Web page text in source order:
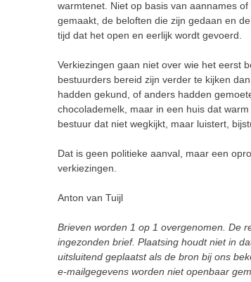
warmtenet. Niet op basis van aannames
gemaakt, de beloften die zijn gedaan en
tijd dat het open en eerlijk wordt gevoerd.
Verkiezingen gaan niet over wie het eerst
bestuurders bereid zijn verder te kijken
hadden gekund, of anders hadden
chocolademelk, maar in een huis dat
bestuur dat niet wegkijkt, maar luistert,
Dat is geen politieke aanval, maar een
verkiezingen.
Anton van Tuijl
Brieven worden 1 op 1 overgenomen. De
ingezonden brief. Plaatsing houdt niet in
uitsluitend geplaatst als de bron bij ons
e-mailgegevens worden niet openbaar